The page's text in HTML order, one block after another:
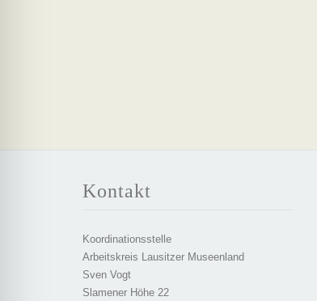
Kontakt
Koordinationsstelle
Arbeitskreis Lausitzer Museenland
Sven Vogt
Slamener Höhe 22